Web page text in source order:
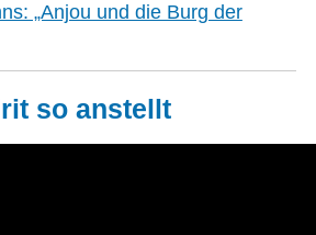
„Anjou und die Burg der
so anstellt